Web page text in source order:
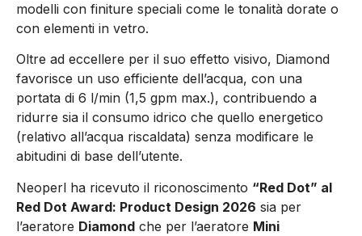
modelli con finiture speciali come le tonalità dorate o
con elementi in vetro.
Oltre ad eccellere per il suo effetto visivo, Diamond
favorisce un uso efficiente dell’acqua, con una
portata di 6 l/min (1,5 gpm max.), contribuendo a
ridurre sia il consumo idrico che quello energetico
(relativo all’acqua riscaldata) senza modificare le
abitudini di base dell’utente.
Neoperl ha ricevuto il riconoscimento “Red Dot” al
Red Dot Award: Product Design 2026 sia per
l’aeratore Diamond che per l’aeratore Mini